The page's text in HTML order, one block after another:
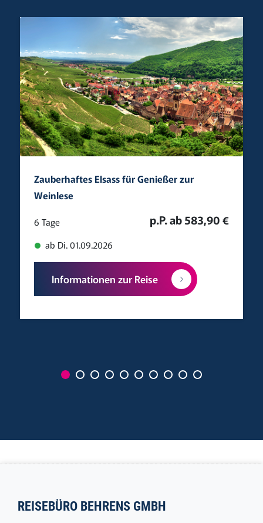
Zauberhaftes Elsass für Genießer zur
Weinlese
6 Tage
ab Di. 01.09.2026
p.P. ab 583,90 €
Informationen zur Reise
REISEBÜRO BEHRENS GMBH